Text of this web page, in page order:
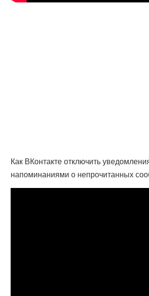
Как ВКонтакте отключить
напоминаниями о непрочитанных